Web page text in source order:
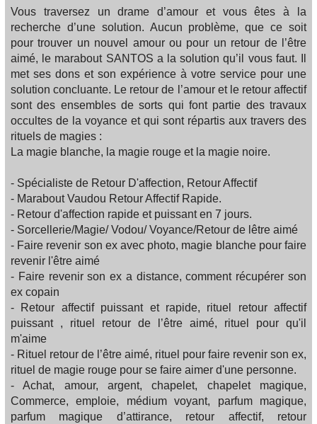
Vous traversez un drame d’amour et vous êtes à la
recherche d’une solution. Aucun problème, que ce soit
pour trouver un nouvel amour ou pour un retour de l’être
aimé, le marabout SANTOS a la solution qu’il vous faut. Il
met ses dons et son expérience à votre service pour une
solution concluante. Le retour de l’amour et le retour affectif
sont des ensembles de sorts qui font partie des travaux
occultes de la voyance et qui sont répartis aux travers des
rituels de magies :
La magie blanche, la magie rouge et la magie noire.
- Spécialiste de Retour D'affection, Retour Affectif
- Marabout Vaudou Retour Affectif Rapide.
- Retour d'affection rapide et puissant en 7 jours.
- Sorcellerie/Magie/ Vodou/ Voyance/Retour de lêtre aimé
- Faire revenir son ex avec photo, magie blanche pour faire
revenir l'être aimé
- Faire revenir son ex a distance, comment récupérer son
ex copain
- Retour affectif puissant et rapide, rituel retour affectif
puissant , rituel retour de l’être aimé, rituel pour qu'il
m'aime
- Rituel retour de l’être aimé, rituel pour faire revenir son ex,
rituel de magie rouge pour se faire aimer d'une personne.
- Achat, amour, argent, chapelet, chapelet magique,
Commerce, emploie, médium voyant, parfum magique,
parfum magique d’attirance, retour affectif, retour